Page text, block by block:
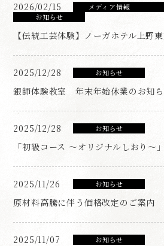
2026/02/15 メディア情報
お知らせ
【伝統工芸体験】ノーガホテル上
2025/12/28 お知らせ
銀師体験教室 年末年始休業のお知
2025/12/28 お知らせ
「初級コース ～オリジナルしおり～
2025/11/26 お知らせ
原材料高騰に伴う価格改定のご案内
2025/11/07 お知らせ